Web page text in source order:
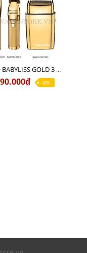
COMBO BABYLISS GOLD 3 cao cấp chính hãng
-8%